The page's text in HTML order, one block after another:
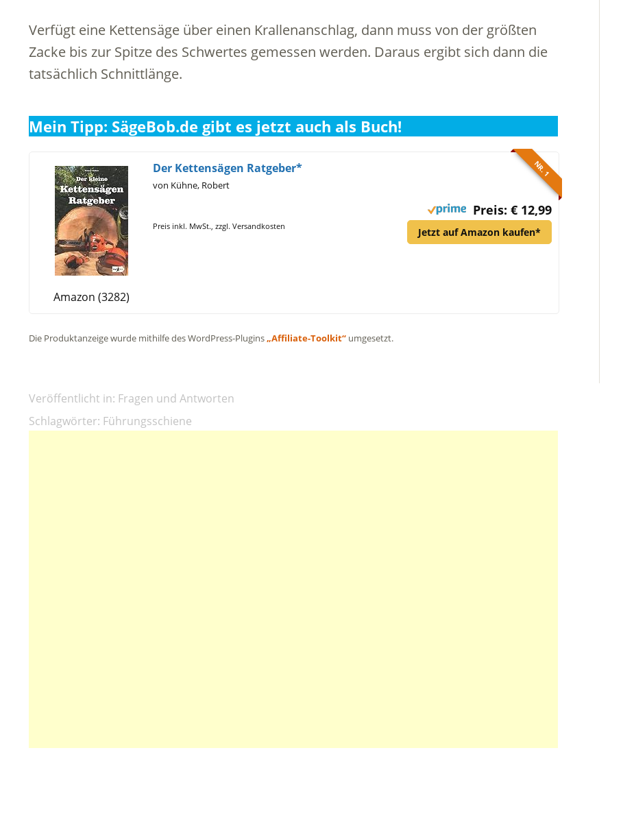
Verfügt eine Kettensäge über einen Krallenanschlag, dann muss von der größten
Zacke bis zur Spitze des Schwertes gemessen werden. Daraus ergibt sich dann die
tatsächlich Schnittlänge.
Mein Tipp: SägeBob.de gibt es jetzt auch als Buch!
NR. 1
Amazon (3282)
Der Kettensägen Ratgeber*
von Kühne, Robert
Preis: € 12,99
Jetzt auf Amazon kaufen*
Preis inkl. MwSt., zzgl. Versandkosten
Die Produktanzeige wurde mithilfe des WordPress-Plugins„Affiliate-Toolkit“ umgesetzt.
Veröffentlicht in: Fragen und Antworten
Schlagwörter: Führungsschiene